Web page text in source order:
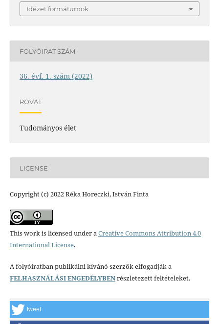
Idézet formátumok
FOLYÓIRAT SZÁM
36. évf. 1. szám (2022)
ROVAT
Tudományos élet
LICENSE
Copyright (c) 2022 Réka Horeczki, István Finta
This work is licensed under aCreative Commons Attribution 4.0
International License.
A folyóiratban publikálni kívánó szerzők elfogadják a
FELHASZNÁLÁSI ENGEDÉLYBENrészletezett feltételeket.
tweet